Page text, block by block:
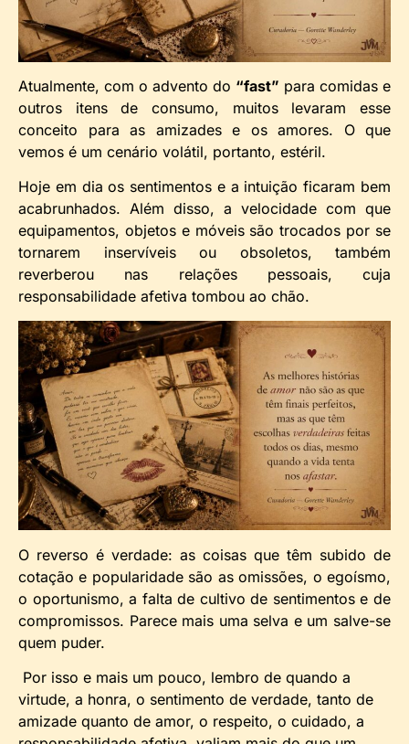
Atualmente, com o advento do “fast” para comidas e
outros itens de consumo, muitos levaram esse
conceito para as amizades e os amores. O que
vemos é um cenário volátil, portanto, estéril.
Hoje em dia os sentimentos e a intuição ficaram bem
acabrunhados. Além disso, a velocidade com que
equipamentos, objetos e móveis são trocados por se
tornarem inservíveis ou obsoletos, também
reverberou nas relações pessoais, cuja
responsabilidade afetiva tombou ao chão.
O reverso é verdade: as coisas que têm subido de
cotação e popularidade são as omissões, o egoísmo,
o oportunismo, a falta de cultivo de sentimentos e de
compromissos. Parece mais uma selva e um salve-se
quem puder.
Por isso e mais um pouco, lembro de quando a
virtude, a honra, o sentimento de verdade, tanto de
amizade quanto de amor, o respeito, o cuidado, a